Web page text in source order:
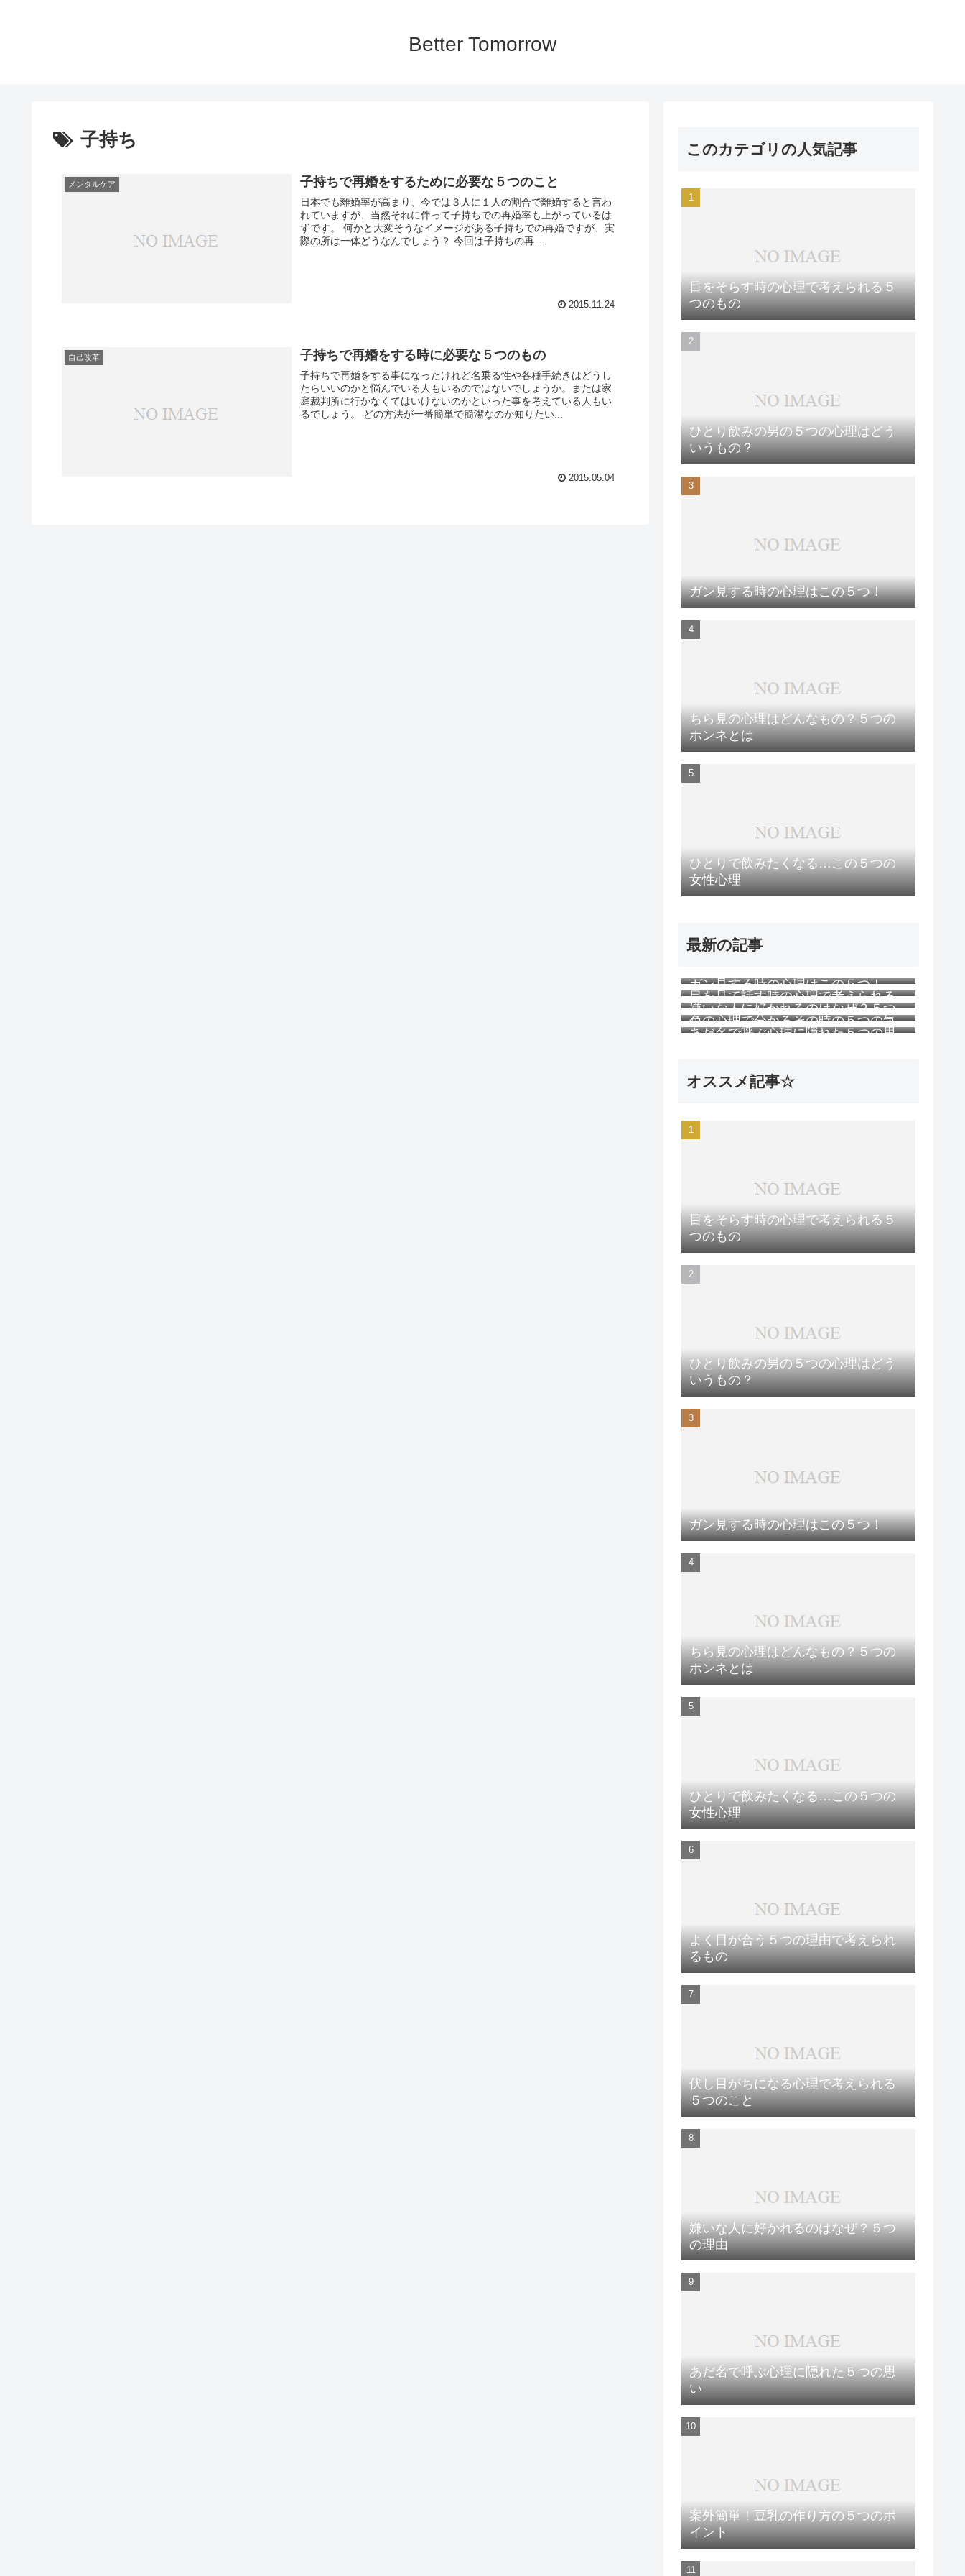
Better Tomorrow
子持ち
メンタルケア 子持ちで再婚をするために必要な５つのこと
日本でも離婚率が高まり、今では３人に１人の割合で離婚すると言わ
れていますが、当然それに伴って子持ちでの再婚率も上がっているは
ずです。 何かと大変そうなイメージがある子持ちでの再婚ですが、実
際の所は一体どうなんでしょう？ 今回は子持ちの再...
2015.11.24
自己改革 子持ちで再婚をする時に必要な５つのもの
子持ちで再婚をする事になったけれど名乗る性や各種手続きはどうし
たらいいのかと悩んでいる人もいるのではないでしょうか。または家
庭裁判所に行かなくてはいけないのかといった事を考えている人もい
るでしょう。 どの方法が一番簡単で簡潔なのか知りたい...
2015.05.04
このカテゴリの人気記事
目をそらす時の心理で考えられる５
つのもの
ひとり飲みの男の５つの心理はどう
いうもの？
ガン見する時の心理はこの５つ！
ちら見の心理はどんなもの？５つの
ホンネとは
ひとりで飲みたくなる…この５つの
女性心理
最新の記事
ガン見する時の心理はこの５つ！
目を見て話す時の心理で考えられる
５つのこと
嫌いな人に好かれるのはなぜ？５つ
の理由
色の心理で分かるその時の５つの気
持ち
あだ名で呼ぶ心理に隠れた５つの思
オススメ記事☆
目をそらす時の心理で考えられる５
つのもの
ひとり飲みの男の５つの心理はどう
いうもの？
ガン見する時の心理はこの５つ！
ちら見の心理はどんなもの？５つの
ホンネとは
ひとりで飲みたくなる…この５つの
女性心理
よく目が合う５つの理由で考えられ
るもの
伏し目がちになる心理で考えられる
５つのこと
嫌いな人に好かれるのはなぜ？５つ
の理由
あだ名で呼ぶ心理に隠れた５つの思
い
案外簡単！豆乳の作り方の５つのポ
イント